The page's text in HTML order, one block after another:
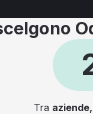
Tra